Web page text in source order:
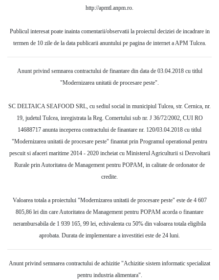
http://apmtl.anpm.ro.
Publicul interesat poate inainta comentarii/observatii la proiectul deciziei de incadrare in
termen de 10 zile de la data publicarii anuntului pe pagina de internet a APM Tulcea.
Anunt privind semnarea contractului de finantare din data de 03.04.2018 cu titlul
"Modernizarea unitatii de procesare peste".
SC DELTAICA SEAFOOD SRL, cu sediul social in municipiul Tulcea, str. Cernica, nr.
19, judetul Tulcea, inregistrata la Reg. Comertului sub nr. J 36/72/2002, CUI RO
14688717 anunta inceperea contractului de finantare nr. 120/03.04.2018 cu titlul
"Modernizarea unitatii de procesare peste" finantat prin Programul operational pentru
pescuit si afaceri maritime 2014 - 2020 incheiat cu Ministerul Agriculturii si Dezvoltarii
Rurale prin Autoritatea de Management pentru POPAM, in calitate de ordonator de
credite.
Valoarea totala a proiectului "Modernizarea unitatii de procesare peste" este de 4 607
805,86 lei din care Autoritatea de Management pentru POPAM acorda o finantare
nerambursabila de 1 939 165, 99 lei, echivalenta cu 50% din valoarea totala eligibila
aprobata. Durata de implementare a investitiei este de 24 luni.
Anunt privind semnarea contractului de achizitie "Achizitie sistem informatic specializat
pentru industria alimentara".